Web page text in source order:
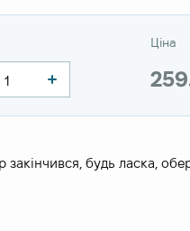
Ціна
закінчився, будь ласка,